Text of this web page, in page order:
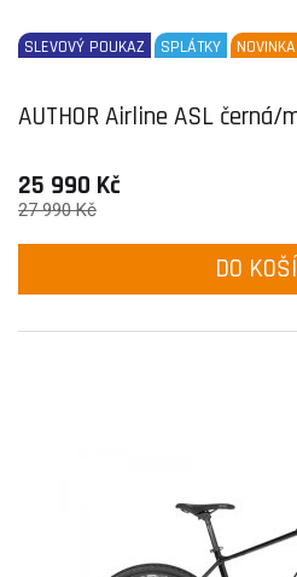
SLEVOVÝ POUKAZ SPLÁTKY NOVINKA
AUTHOR Airline ASL černá/
25 990 Kč
27 990 Kč
DO